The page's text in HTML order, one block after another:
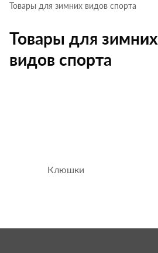
Товары для зимних видов спорта
Товары для зимних
видов спорта
Клюшки